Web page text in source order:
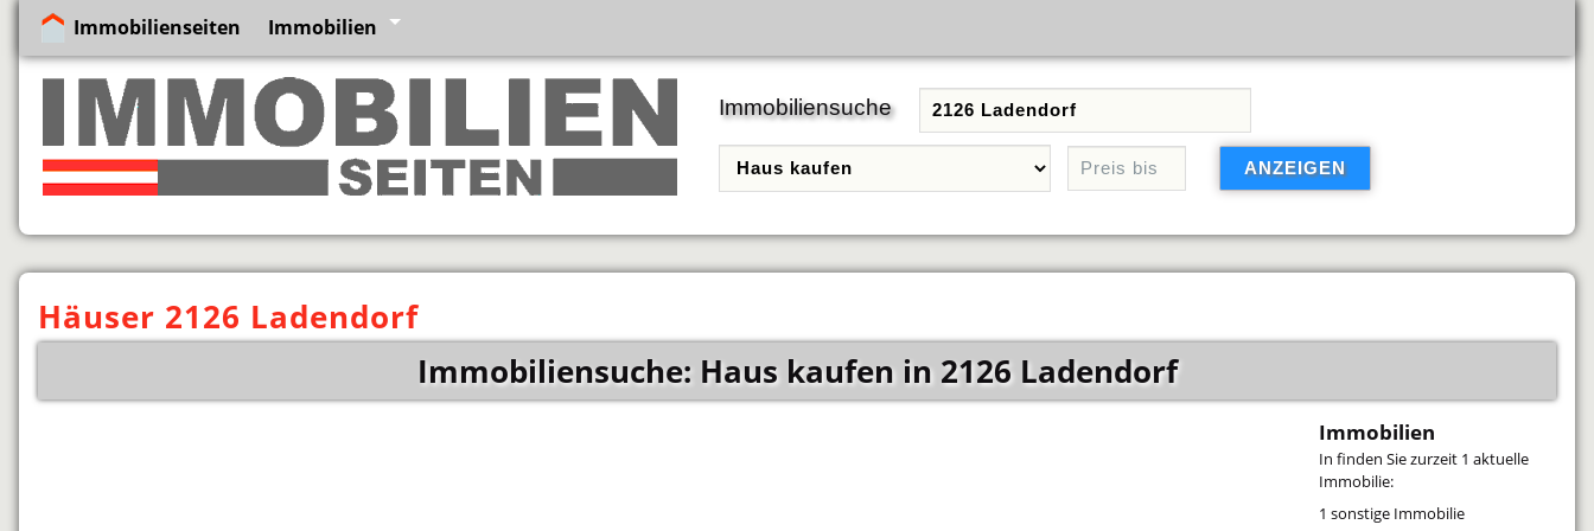
Immobilienseiten Immobilien
Immobiliensuche
Häuser 2126 Ladendorf
Immobiliensuche: Haus kaufen in 2126 Ladendorf
Immobilien
In finden Sie zurzeit 1 aktuelle
Immobilie:
1 sonstige Immobilie